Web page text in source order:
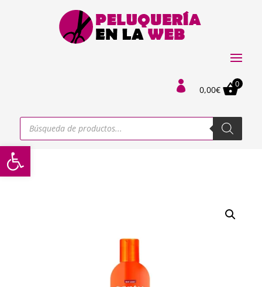
Abrir barra de herramientas
 0,00€
0
Búsqueda
productos